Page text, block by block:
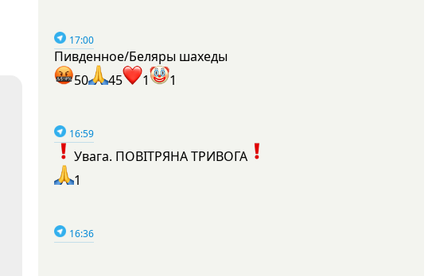
17:00
Пивденное/Беляры шахеды
50
45 1 1
16:59
Увага. ПОВІТРЯНА ТРИВОГА
1
16:36